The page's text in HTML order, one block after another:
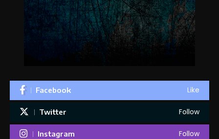
Facebook Like
Twitter Follow
Instagram Follow